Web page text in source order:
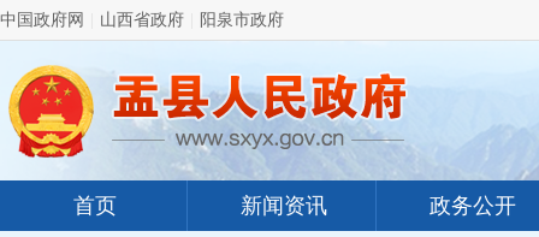
中国政府网 山西省政府 阳泉市政府
首页 新闻资讯 政务公开